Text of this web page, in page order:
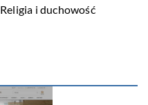
Religia i duchowość